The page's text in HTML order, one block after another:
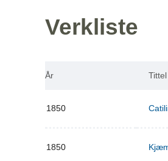
Verkliste
År Tittel
1850
1850